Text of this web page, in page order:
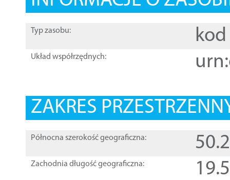
Typ zasobu: kod
Układ współrzędnych:
ZAKRES
Północna szerokość geograficzna:
Zachodnia długość geograficzna: